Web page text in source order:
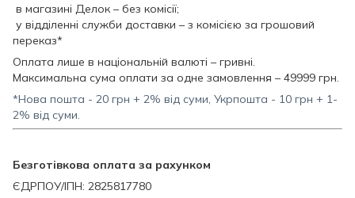
в магазині Делок – без комісії;
у відділенні служби доставки – з комісією за грошовий
переказ*
Оплата лише в національній валюті – гривні.
Максимальна сума оплати за одне замовлення – 49999 грн.
*Нова пошта - 20 грн + 2% від суми, Укрпошта - 10 грн + 1-
2% від суми.
Безготівкова оплата за рахунком
ЄДРПОУ/ІПН: 2825817780